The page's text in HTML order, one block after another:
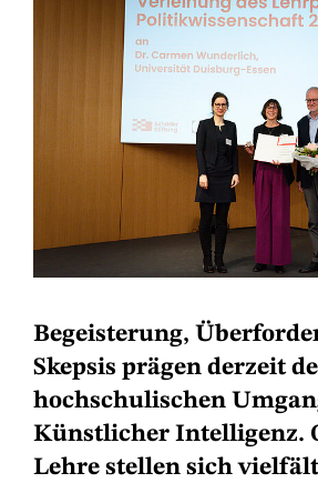
Begeisterung,
Skepsis prägen derzeit
hochschulischen
Künstlicher Intelligenz.
Lehre stellen sich